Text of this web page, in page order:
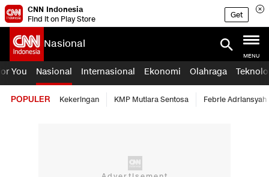
CNN Indonesia
Find it on Play Store
Get
Nasional
MENU
You Nasional Internasional Ekonomi Olahraga
POPULER Kekeringan KMP Mutiara Sentosa Febrie Adriansyah